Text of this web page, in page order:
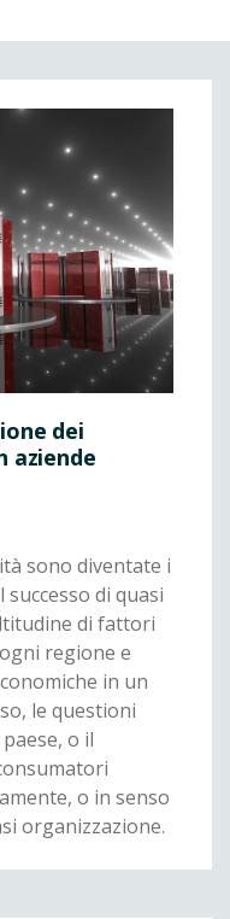
dei
aziende
sono diventate i
di quasi
di fattori
regione e
in un
le questioni
o il
o in senso
organizzazione.